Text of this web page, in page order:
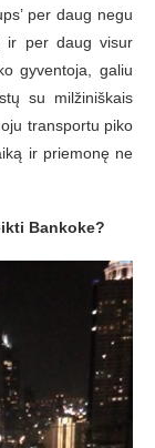
per daug negu
ir per daug visur
gyventoja, galiu
su milžiniškais
transportu piko
ir priemonę ne
Bankoke?